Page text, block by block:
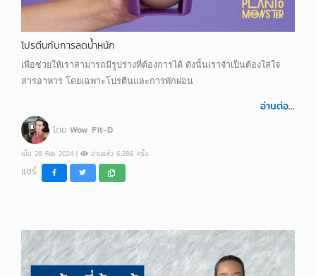
โปรตีนกับการลดน้ำหนัก
เพื่อช่วยให้เราสามารถมีรูปร่างที่ต้องการได้ ดังนั้นเราจำเป็นต้องใส่ใจ
สารอาหาร โดยเฉพาะโปรตีนและการพักผ่อน
อ่านต่อ...
โดย Wow Fit-D
เมื่อ 28 Feb 2024 | อ่านแล้ว 6,286 ครั้ง
แชร์